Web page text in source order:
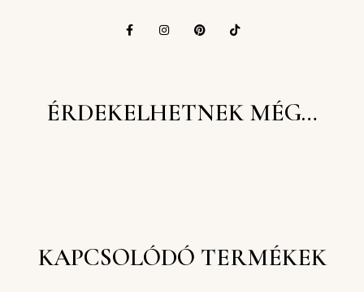
ÉRDEKELHETNEK MÉG…
KAPCSOLÓDÓ TERMÉKEK